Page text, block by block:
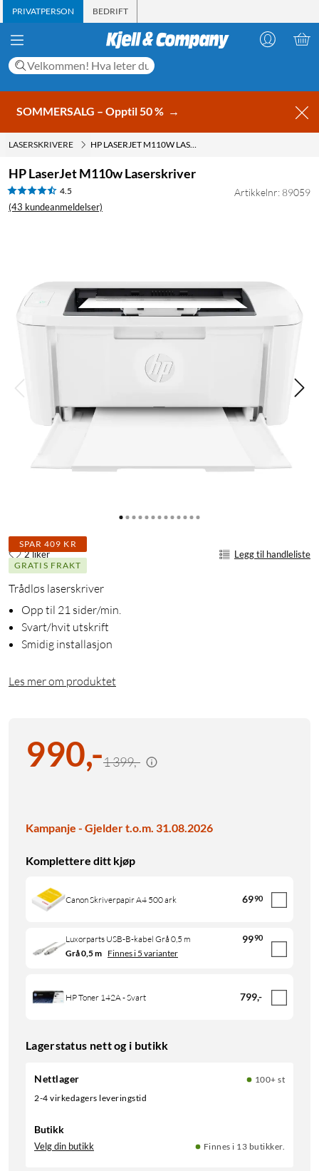
PRIVATPERSON BEDRIFT
SOMMERSALG – Opptil 50 % →
LASERSKRIVERE HP LASERJET M110W LASERSKRIVER
HP LaserJet M110w Laserskriver
4.5
(43 kundeanmeldelser)
Artikkelnr: 89059
SPAR 409 KR
GRATIS FRAKT
2 liker Legg til handleliste
Trådløs laserskriver
Opp til 21 sider/min.
Svart/hvit utskrift
Smidig installasjon
Les mer om produktet
990,-1 399,-
Kampanje - Gjelder t.o.m. 31.08.2026
Komplettere ditt kjøp
Canon Skriverpapir A4 500 ark 6990
Luxorparts USB-B-kabel Grå 0,5 m 9990
Grå 0,5 m Finnes i 5 varianter
HP Toner 142A - Svart 799,-
Lagerstatus nett og i butikk
Nettlager
100+ st
2-4 virkedagers leveringstid
Butikk
Velg din butikk Finnes i 13 butikker.